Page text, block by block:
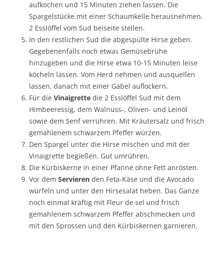
aufkochen und 15 Minuten ziehen lassen. Die
Spargelstücke mit einer Schaumkelle herausnehmen.
2 Esslöffel vom Sud beiseite stellen.
In den restlichen Sud die abgespülte Hirse geben.
Gegebenenfalls noch etwas Gemüsebrühe
hinzugeben und die Hirse etwa 10-15 Minuten leise
köcheln lassen. Vom Herd nehmen und ausquellen
lassen, danach mit einer Gabel auflockern.
Für die Vinaigrette die 2 Esslöffel Sud mit dem
Himbeeressig, dem Walnuss-, Oliven- und Leinöl
sowie dem Senf verrühren. Mit Kräutersalz und frisch
gemahlenem schwarzem Pfeffer würzen.
Den Spargel unter die Hirse mischen und mit der
Vinaigrette begießen. Gut umrühren.
Die Kürbiskerne in einer Pfanne ohne Fett anrösten.
Vor dem Servieren den Feta-Käse und die Avocado
würfeln und unter den Hirsesalat heben. Das Ganze
noch einmal kräftig mit Fleur de sel und frisch
gemahlenem schwarzem Pfeffer abschmecken und
mit den Sprossen und den Kürbiskernen garnieren.